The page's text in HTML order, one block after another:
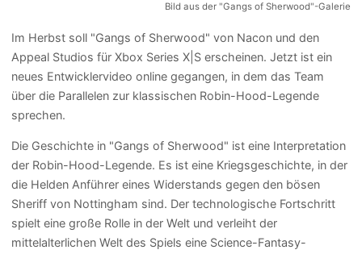
Bild aus der "Gangs of Sherwood"-Galerie
Im Herbst soll "Gangs of Sherwood" von Nacon und den
Appeal Studios für Xbox Series X|S erscheinen. Jetzt ist ein
neues Entwicklervideo online gegangen, in dem das Team
über die Parallelen zur klassischen Robin-Hood-Legende
sprechen.
Die Geschichte in "Gangs of Sherwood" ist eine Interpretation
der Robin-Hood-Legende. Es ist eine Kriegsgeschichte, in der
die Helden Anführer eines Widerstands gegen den bösen
Sheriff von Nottingham sind. Der technologische Fortschritt
spielt eine große Rolle in der Welt und verleiht der
mittelalterlichen Welt des Spiels eine Science-Fantasy-